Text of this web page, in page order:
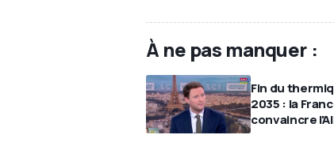
À ne pas manquer :
Fin du
2035 : la
convaincre